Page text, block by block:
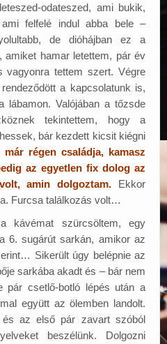
odateszed, ami bukik,
felfelé indul abba bele –
de dióhájban ez a
amiket hamar letettem, pár év
vagyonra tettem szert. Végre
a kapcsolatunk is,
lábamon. Valójában a tőzsde
tekintettem, hogy a
bár kezdett kicsit kiégni
régen családja, kamasz
az egyetlen fix dolog az
amin dolgoztam.
Ekkor
Furcsa találkozás volt…
kávémat szürcsöltem, egy
6. sugárút sarkán, amikor az
Sikerült úgy belépnie az
sarkába akadt és – bár nem
csetlő-botló lépés után a
együtt az ölemben landolt.
és az első pár zavart szóból
beszélünk. Dolgozni